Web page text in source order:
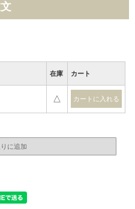
在庫 カート
△